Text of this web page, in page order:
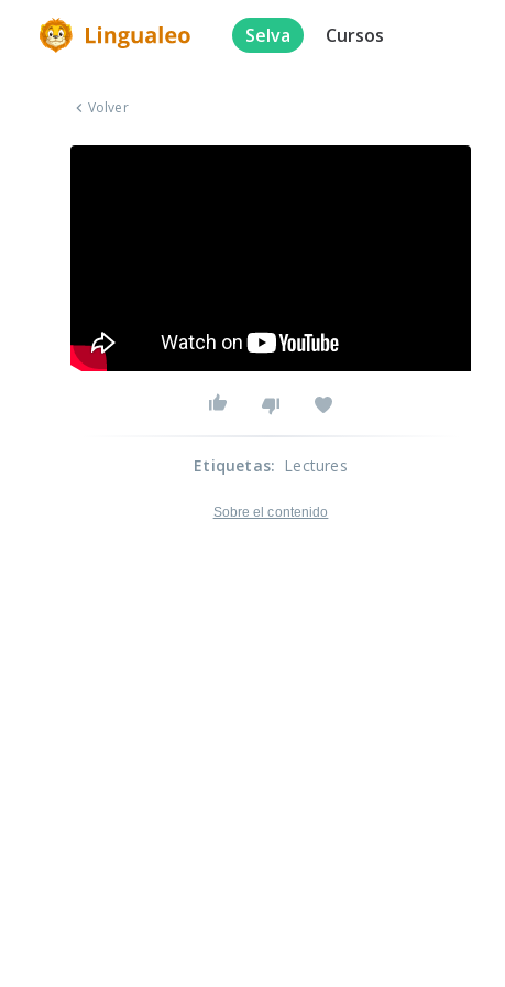
Selva Cursos
Volver
Etiquetas: Lectures
Sobre el contenido